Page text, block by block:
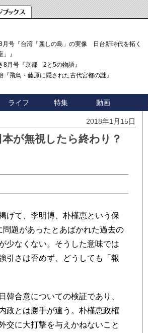
月号『台湾「麗しの島」の実像 日台新時代を拓く「3
』
8月号『京都 2と5の物語』
『飛鳥・藤原に隠された古代宮都の謎』
ライフ 特集 動画
2018年1月15日
が無視したら終わり？
げて、李明博、朴槿恵という保
題があったとあばかれた過去の
少なくない。そうした意味では
引さは否めず、どうしても「報
合意についての検証であり、
政とは勝手が違う。朴槿恵政権
交に大打撃を与えかねないこと